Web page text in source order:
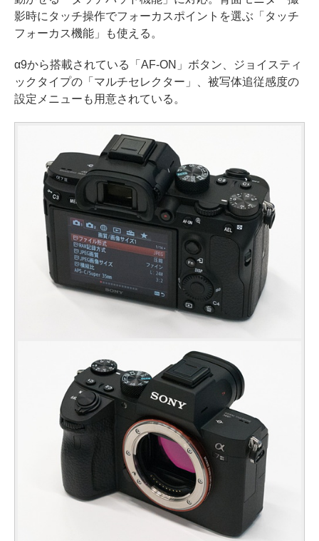
影時にタッチ操作でフォーカスポイントを選ぶ「タッチ
フォーカス機能」も使える。
α9から搭載されている「AF-ON」ボタン、ジョイスティ
ックタイプの「マルチセレクター」、被写体追従感度の
設定メニューも用意されている。